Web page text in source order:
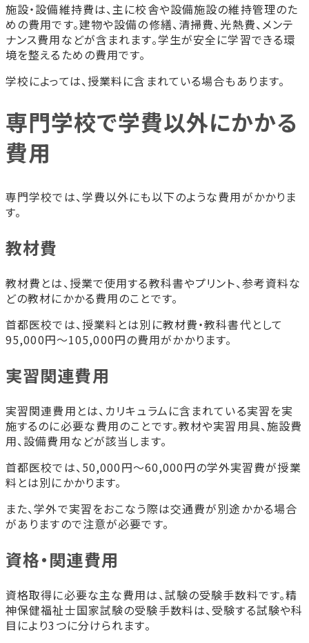
施設・設備維持費は、主に校舎や設備施設の維持管理のた
めの費用です。建物や設備の修繕、清掃費、光熱費、メンテ
ナンス費用などが含まれます。学生が安全に学習できる環
境を整えるための費用です。
学校によっては、授業料に含まれている場合もあります。
専門学校で学費以外にかかる
費用
専門学校では、学費以外にも以下のような費用がかかりま
す。
教材費
教材費とは、授業で使用する教科書やプリント、参考資料な
どの教材にかかる費用のことです。
首都医校では、授業料とは別に教材費・教科書代として
95,000円〜105,000円の費用がかかります。
実習関連費用
実習関連費用とは、カリキュラムに含まれている実習を実
施するのに必要な費用のことです。教材や実習用具、施設費
用、設備費用などが該当します。
首都医校では、50,000円〜60,000円の学外実習費が授業
料とは別にかかります。
また、学外で実習をおこなう際は交通費が別途かかる場合
がありますので注意が必要です。
資格・関連費用
資格取得に必要な主な費用は、試験の受験手数料です。精
神保健福祉士国家試験の受験手数料は、受験する試験や科
目により3つに分けられます。